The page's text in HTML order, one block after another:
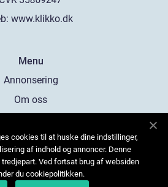
www.klikko.dk
Menu
Annonsering
Om oss
Kontakta oss
Sitemap
cookies til at huske dine indstillinger,
af indhold og annoncer. Denne
Ved fortsat brug af websiden
du cookiepolitikken.